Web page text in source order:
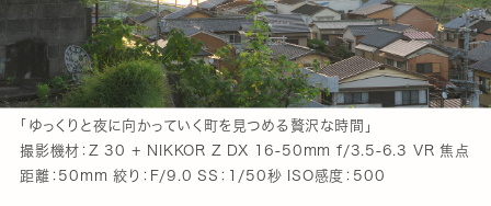
「ゆっくりと夜に向かっていく町を見つめる贅沢な時間」
撮影機材：Z 30 + NIKKOR Z DX 16-50mm f/3.5-6.3 VR 焦点
距離：50mm 絞り：F/9.0 SS：1/50秒 ISO感度：500